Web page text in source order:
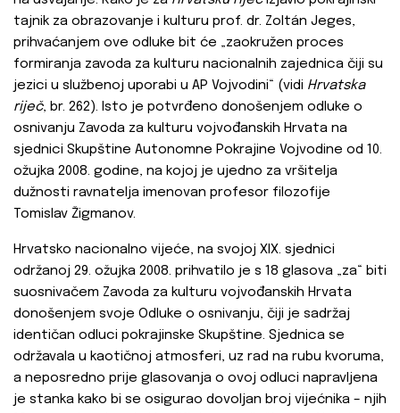
tajnik za obrazovanje i kulturu prof. dr. Zoltán Jeges,
prihvaćanjem ove odluke bit će „zaokružen proces
formiranja zavoda za kulturu nacionalnih zajednica čiji su
jezici u službenoj uporabi u AP Vojvodini“ (vidi Hrvatska
riječ, br. 262). Isto je potvrđeno donošenjem odluke o
osnivanju Zavoda za kulturu vojvođanskih Hrvata na
sjednici Skupštine Autonomne Pokrajine Vojvodine od 10.
ožujka 2008. godine, na kojoj je ujedno za vršitelja
dužnosti ravnatelja imenovan profesor filozofije
Tomislav Žigmanov.
Hrvatsko nacionalno vijeće, na svojoj XIX. sjednici
održanoj 29. ožujka 2008. prihvatilo je s 18 glasova „za“ biti
suosnivačem Zavoda za kulturu vojvođanskih Hrvata
donošenjem svoje Odluke o osnivanju, čiji je sadržaj
identičan odluci pokrajinske Skupštine. Sjednica se
održavala u kaotičnoj atmosferi, uz rad na rubu kvoruma,
a neposredno prije glasovanja o ovoj odluci napravljena
je stanka kako bi se osigurao dovoljan broj vijećnika – njih